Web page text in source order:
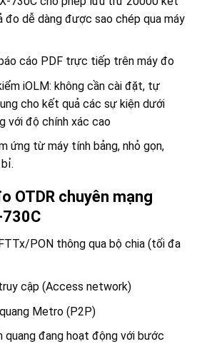
đo dễ dàng được sao chép qua máy
cáo PDF trực tiếp trên máy đo
iOLM: không cần cài đặt, tự
cho kết quả các sự kiện dưới
với độ chính xác cao
ứng từ máy tính bảng, nhỏ gọn,
OTDR chuyên mạng
PON thông qua bộ chia (tối đa
cập (Access network)
Metro (P2P)
quang đang hoạt động với bước